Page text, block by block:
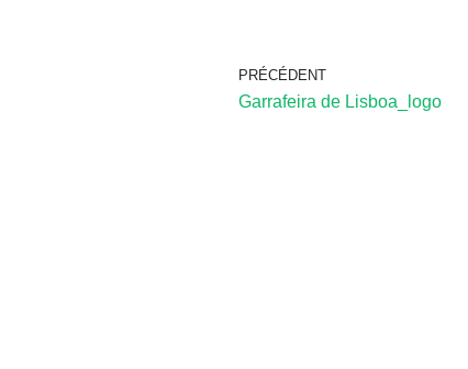
PRÉCÉDENT
Garrafeira de Lisboa_logo